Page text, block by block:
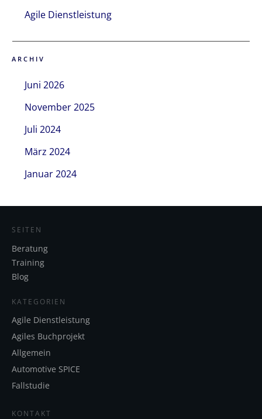
Agile Dienstleistung
ARCHIV
Juni 2026
November 2025
Juli 2024
März 2024
Januar 2024
SEITEN
Beratung
Training
Blog
KATEGORIEN
Agile Dienstleistung
Agiles Buchprojekt
Allgemein
Automotive SPICE
Fallstudie
KONTAKT